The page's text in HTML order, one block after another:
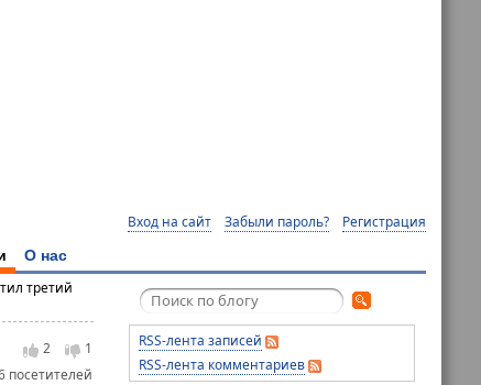
Вход на сайт Забыли пароль? Регистрация
О нас
третий
2
1
посетителей
RSS-лента записей
RSS-лента комментариев